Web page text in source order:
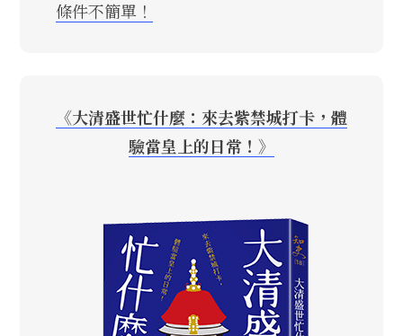
條件不簡單！
《大清盛世忙什麼：來去紫禁城打卡，體
驗當皇上的日常！》